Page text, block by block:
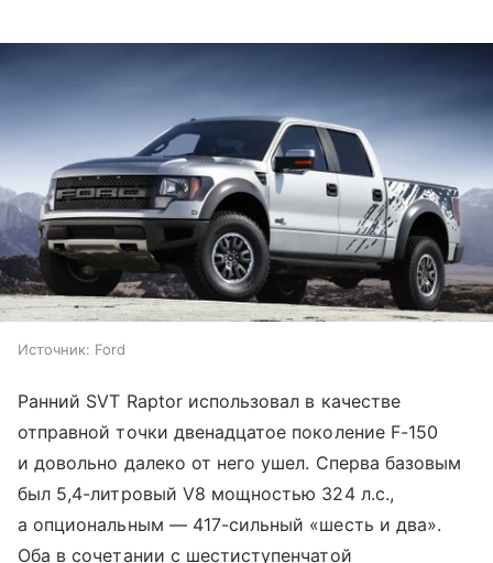
Источник: Ford
Ранний SVT Raptor использовал в качестве
отправной точки двенадцатое поколение F-150
и довольно далеко от него ушел. Сперва базовым
был 5,4-литровый V8 мощностью 324 л.с.,
а опциональным — 417-сильный «шесть и два».
Оба в сочетании с шестиступенчатой